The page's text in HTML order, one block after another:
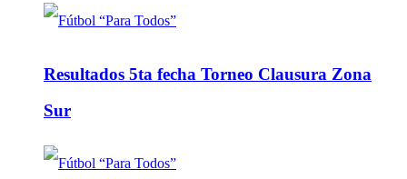
Resultados 5ta fecha Torneo Clausura Zona
Sur